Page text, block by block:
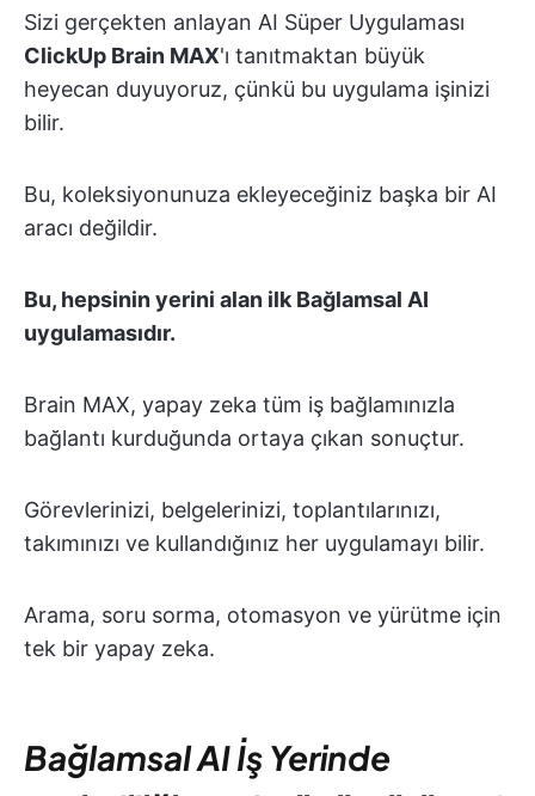
Sizi gerçekten anlayan AI Süper Uygulaması
ClickUp Brain MAX'ı tanıtmaktan büyük
heyecan duyuyoruz, çünkü bu uygulama işinizi
bilir.
Bu, koleksiyonunuza ekleyeceğiniz başka bir AI
aracı değildir.
Bu, hepsinin yerini alan ilk Bağlamsal AI
uygulamasıdır.
Brain MAX, yapay zeka tüm iş bağlamınızla
bağlantı kurduğunda ortaya çıkan sonuçtur.
Görevlerinizi, belgelerinizi, toplantılarınızı,
takımınızı ve kullandığınız her uygulamayı bilir.
Arama, soru sorma, otomasyon ve yürütme için
tek bir yapay zeka.
Bağlamsal AI İş Yerinde